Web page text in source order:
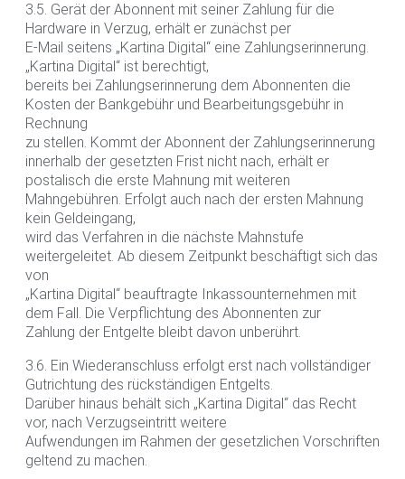
3.5. Gerät der Abonnent mit seiner Zahlung für die
Hardware in Verzug, erhält er zunächst per
E-Mail seitens „Kartina Digital“ eine Zahlungserinnerung.
„Kartina Digital“ ist berechtigt,
bereits bei Zahlungserinnerung dem Abonnenten die
Kosten der Bankgebühr und Bearbeitungsgebühr in
Rechnung
zu stellen. Kommt der Abonnent der Zahlungserinnerung
innerhalb der gesetzten Frist nicht nach, erhält er
postalisch die erste Mahnung mit weiteren
Mahngebühren. Erfolgt auch nach der ersten Mahnung
kein Geldeingang,
wird das Verfahren in die nächste Mahnstufe
weitergeleitet. Ab diesem Zeitpunkt beschäftigt sich das
von
„Kartina Digital“ beauftragte Inkassounternehmen mit
dem Fall. Die Verpflichtung des Abonnenten zur
Zahlung der Entgelte bleibt davon unberührt.
3.6. Ein Wiederanschluss erfolgt erst nach vollständiger
Gutrichtung des rückständigen Entgelts.
Darüber hinaus behält sich „Kartina Digital“ das Recht
vor, nach Verzugseintritt weitere
Aufwendungen im Rahmen der gesetzlichen Vorschriften
geltend zu machen.